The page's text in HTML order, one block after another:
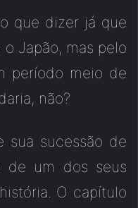
que dizer já que
Japão, mas pelo
período meio de
não?
sua sucessão de
de um dos seus
O capítulo